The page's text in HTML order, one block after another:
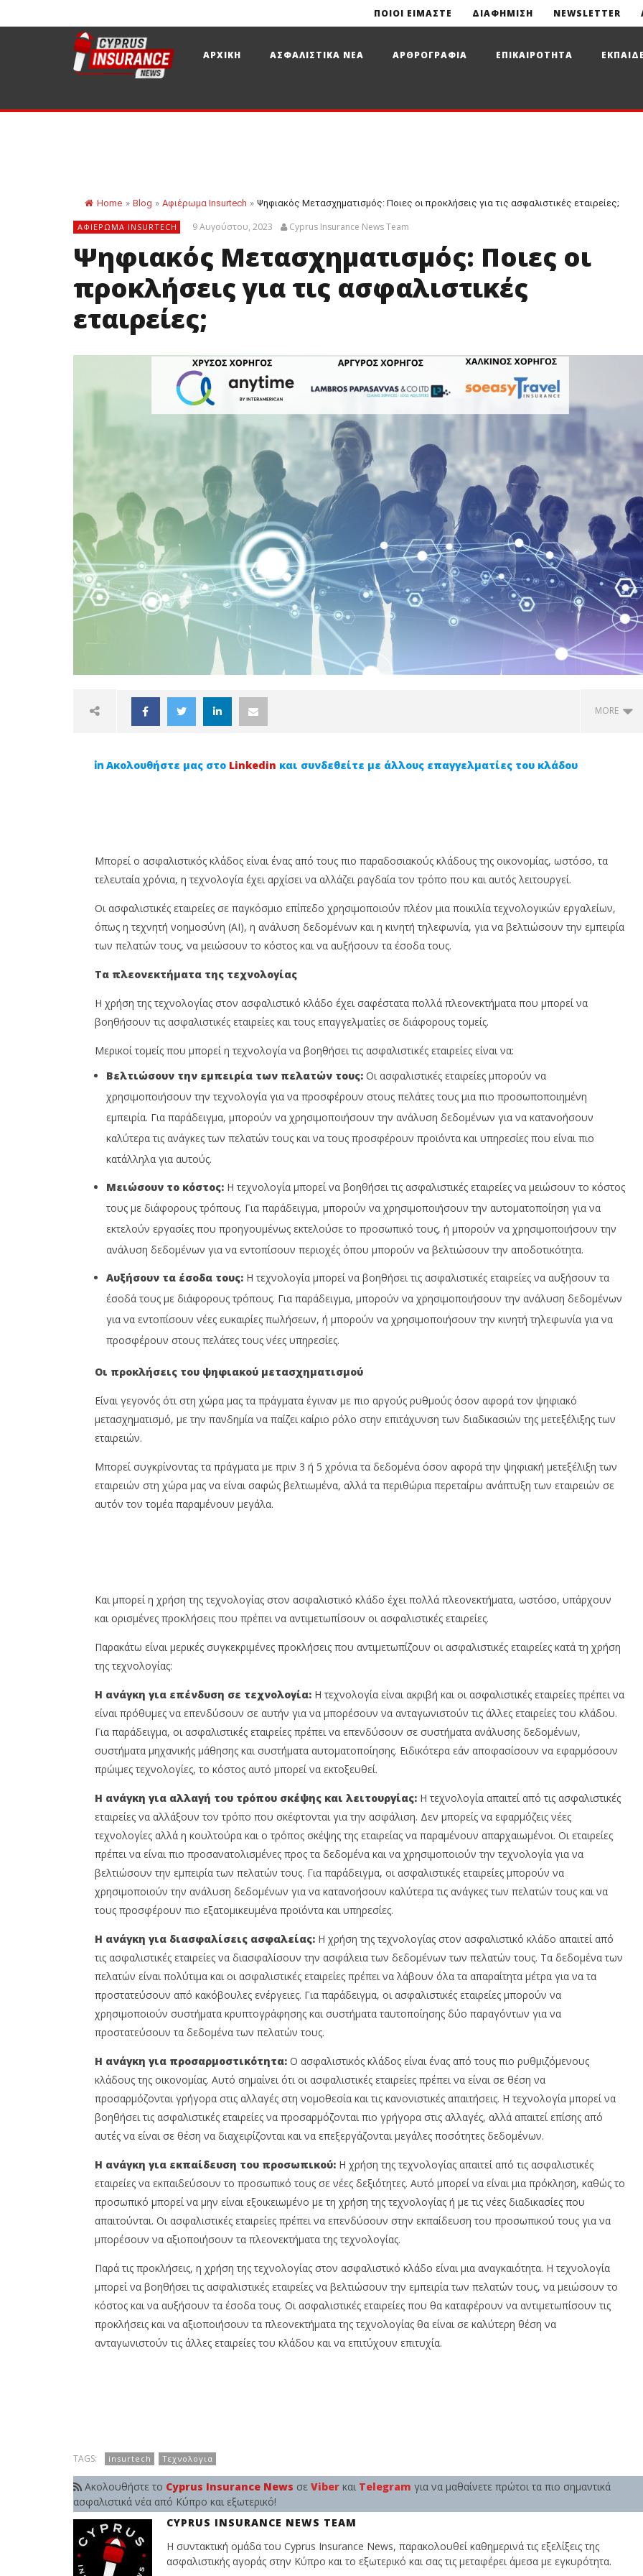
ΠΟΙΟΙ ΕΙΜΑΣΤΕ ΔΙΑΦΗΜΙΣΗ NEWSLETTER
ΑΡΧΙΚΗ ΑΣΦΑΛΙΣΤΙΚΑ ΝΕΑ ΑΡΘΡΟΓΡΑΦΙΑ ΕΠΙΚΑΙΡΟΤΗΤΑ
Home » Blog » Αφιέρωμα Insurtech » Ψηφιακός Μετασχηματισμός: Ποιες οι προκλήσεις για τις ασφαλιστικές εταιρείες;
ΑΦΙΈΡΩΜΑ INSURTECH 9 Αυγούστου, 2023 Cyprus Insurance News Team
Ψηφιακός Μετασχηματισμός: Ποιες οι
προκλήσεις για τις ασφαλιστικές
εταιρείες;
MORE
NOW VIEWING
Ψηφιακός Μετασχηματισμός:
Ποιες οι προκλήσεις για τις
ασφαλιστικές εταιρείες;
9
Αυγούστου,
Insurance
Team
Τι να λάβετε υπόψιν σας πριν
επιλέξετε λογισμικό για το
ασφαλιστικό σας γραφείο;
9
Αυγούστου,
2023
Insurance
Team
Οι ασφαλιστικές εταιρείες
και οι διαμεσολαβητές που
πωλούν online!
9
Team
Ακολουθήστε μας στο Linkedin και συνδεθείτε με άλλους επαγγελματίες του κλάδου
Μπορεί ο ασφαλιστικός κλάδος είναι ένας από τους πιο παραδοσιακούς κλάδους της οικονομίας, ωστόσο, τα
τελευταία χρόνια, η τεχνολογία έχει αρχίσει να αλλάζει ραγδαία τον τρόπο που και αυτός λειτουργεί.
Οι ασφαλιστικές εταιρείες σε παγκόσμιο επίπεδο χρησιμοποιούν πλέον μια ποικιλία τεχνολογικών εργαλείων,
όπως η τεχνητή νοημοσύνη (AI), η ανάλυση δεδομένων και η κινητή τηλεφωνία, για να βελτιώσουν την εμπειρία
των πελατών τους, να μειώσουν το κόστος και να αυξήσουν τα έσοδα τους.
Τα πλεονεκτήματα της τεχνολογίας
Η χρήση της τεχνολογίας στον ασφαλιστικό κλάδο έχει σαφέστατα πολλά πλεονεκτήματα που μπορεί να
βοηθήσουν τις ασφαλιστικές εταιρείες και τους επαγγελματίες σε διάφορους τομείς.
Μερικοί τομείς που μπορεί η τεχνολογία να βοηθήσει τις ασφαλιστικές εταιρείες είναι να:
Βελτιώσουν την εμπειρία των πελατών τους:Οι ασφαλιστικές εταιρείες μπορούν να
χρησιμοποιήσουν την τεχνολογία για να προσφέρουν στους πελάτες τους μια πιο προσωποποιημένη
εμπειρία. Για παράδειγμα, μπορούν να χρησιμοποιήσουν την ανάλυση δεδομένων για να κατανοήσουν
καλύτερα τις ανάγκες των πελατών τους και να τους προσφέρουν προϊόντα και υπηρεσίες που είναι πιο
κατάλληλα για αυτούς.
Μειώσουν το κόστος:Η τεχνολογία μπορεί να βοηθήσει τις ασφαλιστικές εταιρείες να μειώσουν το κόστος
τους με διάφορους τρόπους. Για παράδειγμα, μπορούν να χρησιμοποιήσουν την αυτοματοποίηση για να
εκτελούν εργασίες που προηγουμένως εκτελούσε το προσωπικό τους, ή μπορούν να χρησιμοποιήσουν την
ανάλυση δεδομένων για να εντοπίσουν περιοχές όπου μπορούν να βελτιώσουν την αποδοτικότητα.
Αυξήσουν τα έσοδα τους:Η τεχνολογία μπορεί να βοηθήσει τις ασφαλιστικές εταιρείες να αυξήσουν τα
έσοδά τους με διάφορους τρόπους. Για παράδειγμα, μπορούν να χρησιμοποιήσουν την ανάλυση δεδομένων
για να εντοπίσουν νέες ευκαιρίες πωλήσεων, ή μπορούν να χρησιμοποιήσουν την κινητή τηλεφωνία για να
προσφέρουν στους πελάτες τους νέες υπηρεσίες.
Οι προκλήσεις του ψηφιακού μετασχηματισμού
Είναι γεγονός ότι στη χώρα μας τα πράγματα έγιναν με πιο αργούς ρυθμούς όσον αφορά τον ψηφιακό
μετασχηματισμό, με την πανδημία να παίζει καίριο ρόλο στην επιτάχυνση των διαδικασιών της μετεξέλιξης των
εταιρειών.
Μπορεί συγκρίνοντας τα πράγματα με πριν 3 ή 5 χρόνια τα δεδομένα όσον αφορά την ψηφιακή μετεξέλιξη των
εταιρειών στη χώρα μας να είναι σαφώς βελτιωμένα, αλλά τα περιθώρια περεταίρω ανάπτυξη των εταιρειών σε
αυτόν τον τομέα παραμένουν μεγάλα.
Και μπορεί η χρήση της τεχνολογίας στον ασφαλιστικό κλάδο έχει πολλά πλεονεκτήματα, ωστόσο, υπάρχουν
και ορισμένες προκλήσεις που πρέπει να αντιμετωπίσουν οι ασφαλιστικές εταιρείες.
Παρακάτω είναι μερικές συγκεκριμένες προκλήσεις που αντιμετωπίζουν οι ασφαλιστικές εταιρείες κατά τη χρήση
της τεχνολογίας:
Η ανάγκη για επένδυση σε τεχνολογία:Η τεχνολογία είναι ακριβή και οι ασφαλιστικές εταιρείες πρέπει να
είναι πρόθυμες να επενδύσουν σε αυτήν για να μπορέσουν να ανταγωνιστούν τις άλλες εταιρείες του κλάδου.
Για παράδειγμα, οι ασφαλιστικές εταιρείες πρέπει να επενδύσουν σε συστήματα ανάλυσης δεδομένων,
συστήματα μηχανικής μάθησης και συστήματα αυτοματοποίησης. Ειδικότερα εάν αποφασίσουν να εφαρμόσουν
πρώιμες τεχνολογίες, το κόστος αυτό μπορεί να εκτοξευθεί.
Η ανάγκη για αλλαγή του τρόπου σκέψης και λειτουργίας:Η τεχνολογία απαιτεί από τις ασφαλιστικές
εταιρείες να αλλάξουν τον τρόπο που σκέφτονται για την ασφάλιση. Δεν μπορείς να εφαρμόζεις νέες
τεχνολογίες αλλά η κουλτούρα και ο τρόπος σκέψης της εταιρείας να παραμένουν απαρχαιωμένοι. Οι εταιρείες
πρέπει να είναι πιο προσανατολισμένες προς τα δεδομένα και να χρησιμοποιούν την τεχνολογία για να
βελτιώσουν την εμπειρία των πελατών τους. Για παράδειγμα, οι ασφαλιστικές εταιρείες μπορούν να
χρησιμοποιούν την ανάλυση δεδομένων για να κατανοήσουν καλύτερα τις ανάγκες των πελατών τους και να
τους προσφέρουν πιο εξατομικευμένα προϊόντα και υπηρεσίες.
Η ανάγκη για διασφαλίσεις ασφαλείας:Η χρήση της τεχνολογίας στον ασφαλιστικό κλάδο απαιτεί από
τις ασφαλιστικές εταιρείες να διασφαλίσουν την ασφάλεια των δεδομένων των πελατών τους. Τα δεδομένα των
πελατών είναι πολύτιμα και οι ασφαλιστικές εταιρείες πρέπει να λάβουν όλα τα απαραίτητα μέτρα για να τα
προστατεύσουν από κακόβουλες ενέργειες. Για παράδειγμα, οι ασφαλιστικές εταιρείες μπορούν να
χρησιμοποιούν συστήματα κρυπτογράφησης και συστήματα ταυτοποίησης δύο παραγόντων για να
προστατεύσουν τα δεδομένα των πελατών τους.
Η ανάγκη για προσαρμοστικότητα:Ο ασφαλιστικός κλάδος είναι ένας από τους πιο ρυθμιζόμενους
κλάδους της οικονομίας. Αυτό σημαίνει ότι οι ασφαλιστικές εταιρείες πρέπει να είναι σε θέση να
προσαρμόζονται γρήγορα στις αλλαγές στη νομοθεσία και τις κανονιστικές απαιτήσεις. Η τεχνολογία μπορεί να
βοηθήσει τις ασφαλιστικές εταιρείες να προσαρμόζονται πιο γρήγορα στις αλλαγές, αλλά απαιτεί επίσης από
αυτές να είναι σε θέση να διαχειρίζονται και να επεξεργάζονται μεγάλες ποσότητες δεδομένων.
Η ανάγκη για εκπαίδευση του προσωπικού:Η χρήση της τεχνολογίας απαιτεί από τις ασφαλιστικές
εταιρείες να εκπαιδεύσουν το προσωπικό τους σε νέες δεξιότητες. Αυτό μπορεί να είναι μια πρόκληση, καθώς το
προσωπικό μπορεί να μην είναι εξοικειωμένο με τη χρήση της τεχνολογίας ή με τις νέες διαδικασίες που
απαιτούνται. Οι ασφαλιστικές εταιρείες πρέπει να επενδύσουν στην εκπαίδευση του προσωπικού τους για να
μπορέσουν να αξιοποιήσουν τα πλεονεκτήματα της τεχνολογίας.
Παρά τις προκλήσεις, η χρήση της τεχνολογίας στον ασφαλιστικό κλάδο είναι μια αναγκαιότητα. Η τεχνολογία
μπορεί να βοηθήσει τις ασφαλιστικές εταιρείες να βελτιώσουν την εμπειρία των πελατών τους, να μειώσουν το
κόστος και να αυξήσουν τα έσοδα τους. Οι ασφαλιστικές εταιρείες που θα καταφέρουν να αντιμετωπίσουν τις
προκλήσεις και να αξιοποιήσουν τα πλεονεκτήματα της τεχνολογίας θα είναι σε καλύτερη θέση να
ανταγωνιστούν τις άλλες εταιρείες του κλάδου και να επιτύχουν επιτυχία.
TAGS: insurtech Τεχνολογια
Ακολουθήστε το Cyprus Insurance News σε Viberκαι Telegram για να μαθαίνετε πρώτοι τα πιο σημαντικά
ασφαλιστικά νέα από Κύπρο και εξωτερικό!
CYPRUS INSURANCE NEWS TEAM
Η συντακτική ομάδα του Cyprus Insurance News, παρακολουθεί καθημερινά τις εξελίξεις της
ασφαλιστικής αγοράς στην Κύπρο και το εξωτερικό και σας τις μεταφέρει άμεσα με εγκυρότητα.